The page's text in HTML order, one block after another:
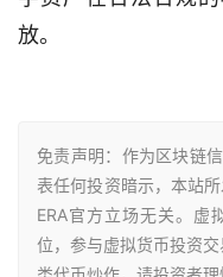
放。
免责声明：作为区块链
表任何投资暗示，本站
ERA官方立场无关。虚
位，参与虚拟货币投资